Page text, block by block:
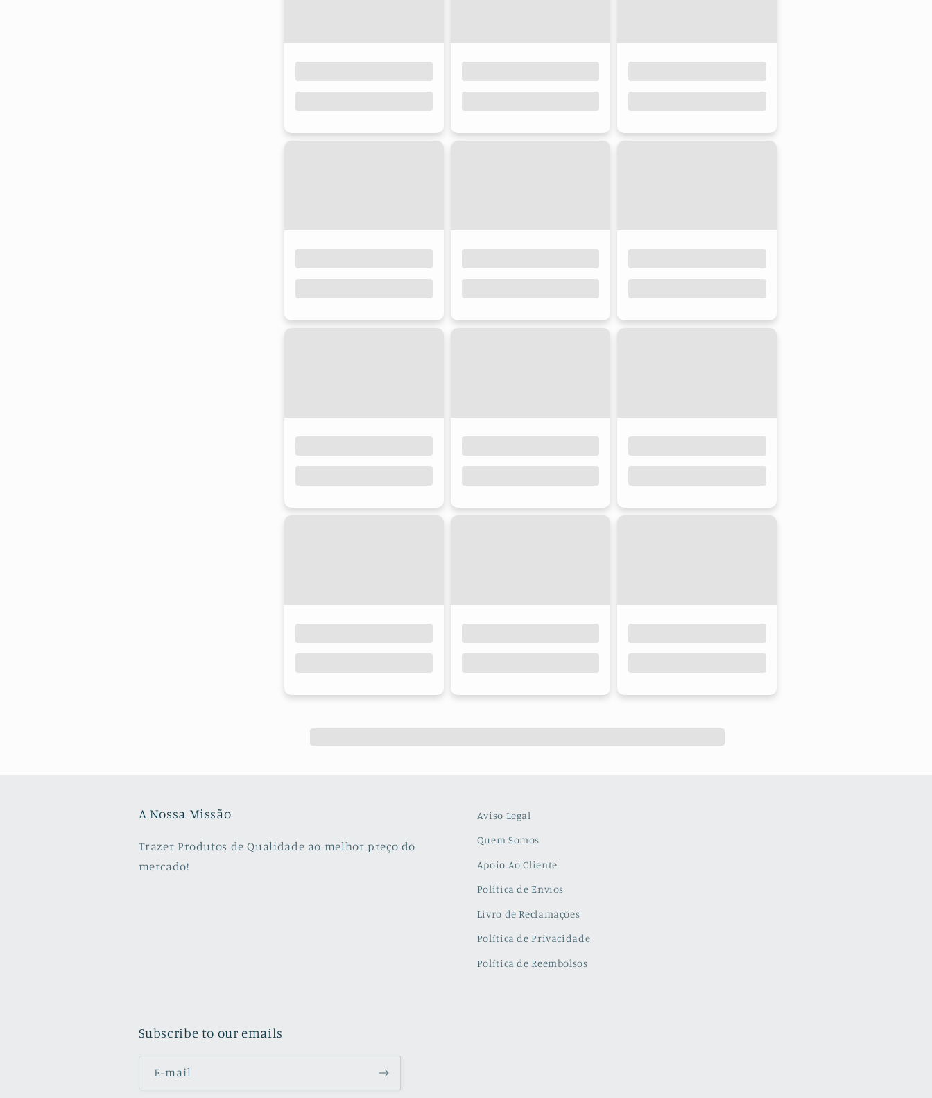
A Nossa Missão
Trazer Produtos de Qualidade ao melhor preço do
mercado!
Aviso Legal
Quem Somos
Apoio Ao Cliente
Política de Envios
Livro de Reclamações
Política de Privacidade
Política de Reembolsos
Subscribe to our emails
E-mail